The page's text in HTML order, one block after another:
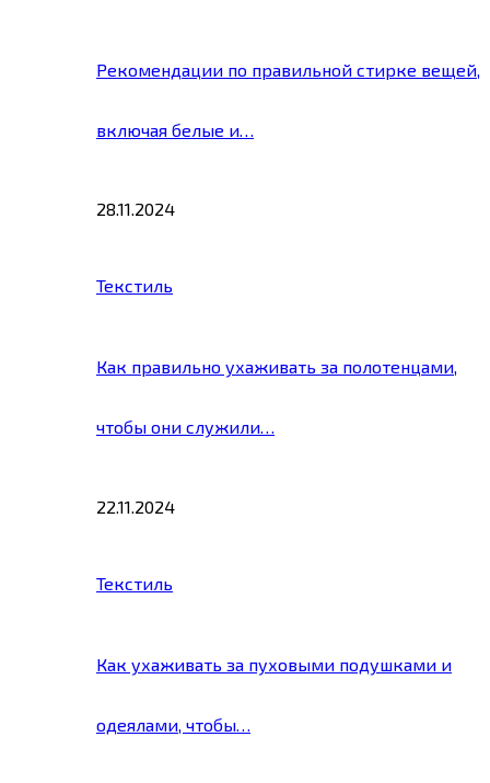
Рекомендации по правильной стирке вещей,
включая белые и…
28.11.2024
Текстиль
Как правильно ухаживать за полотенцами,
чтобы они служили…
22.11.2024
Текстиль
Как ухаживать за пуховыми подушками и
одеялами, чтобы…